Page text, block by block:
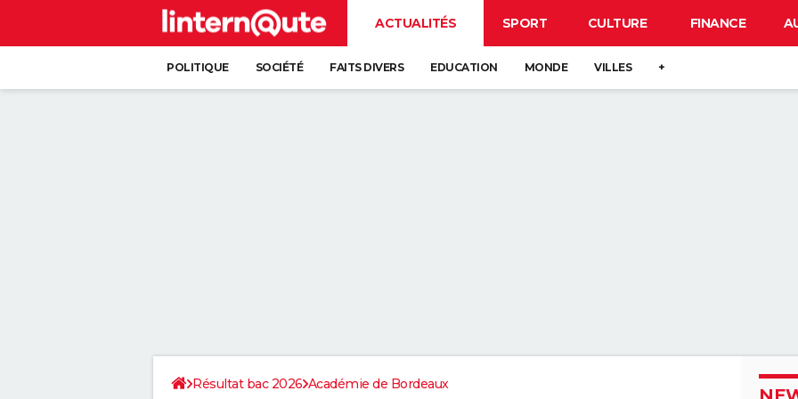
ACTUALITÉS SPORT CULTURE FINANCE
POLITIQUE SOCIÉTÉ FAITS DIVERS EDUCATION MONDE VILLES +
Résultat bac 2026 Académie de Bordeaux